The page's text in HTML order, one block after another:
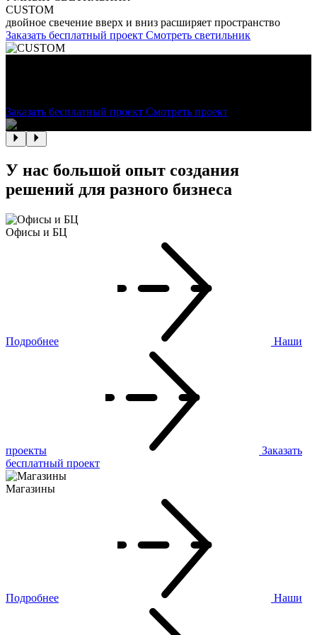
CUSTOM
двойное свечение вверх и вниз расширяет пространство
Заказать бесплатный проект Смотреть светильник
Заказать бесплатный проект Смотреть проект
У нас большой опыт создания
решений для разного бизнеса
Офисы и БЦ
Подробнее Наши
проекты
Заказать
бесплатный проект
Магазины
Подробнее Наши